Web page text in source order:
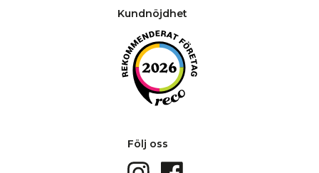
Kundnöjdhet
Följ oss